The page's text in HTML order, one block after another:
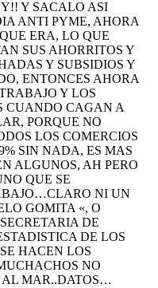
Y SACALO ASI
ANTI PYME, AHORA
ERA, LO QUE
SUS AHORRITOS Y
Y SUBSIDIOS Y
ENTONCES AHORA
Y LOS
CUANDO CAGAN A
PORQUE NO
LOS COMERCIOS
SIN NADA, ES MAS
ALGUNOS, AH PERO
QUE SE
NI UN
GOMITA «, O
DE
DE LOS
HACEN LOS
NO
MAR..DATOS…